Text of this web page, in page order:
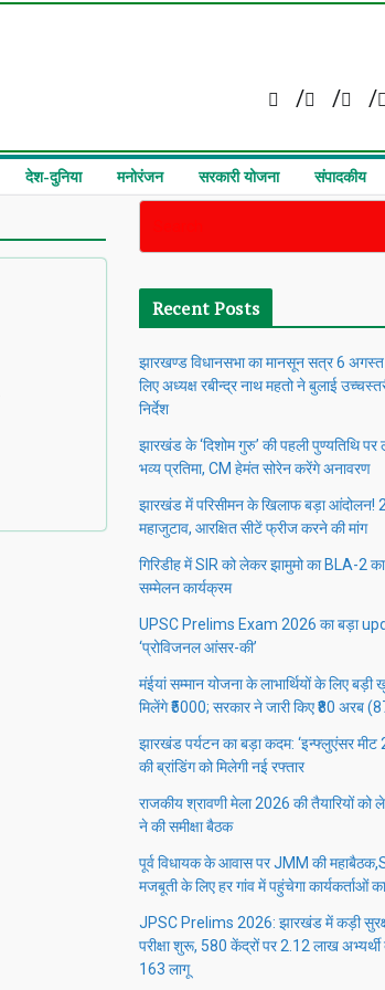
देश-दुनिया मनोरंजन सरकारी योजना संपादकीय
Recent Posts
झारखण्ड विधानसभा का मानसून सत्र 6
लिए अध्यक्ष रबीन्द्र नाथ महतो ने बुलाई
निर्देश
झारखंड के ‘दिशोम गुरु’ की पहली पुण्यतिथि
भव्य प्रतिमा, CM हेमंत सोरेन करेंगे अनावरण
झारखंड में परिसीमन के खिलाफ बड़ा आंदोलन!
महाजुटाव, आरक्षित सीटें फ्रीज करने की मांग
गिरिडीह में SIR को लेकर झामुमो का BLA-2
सम्मेलन कार्यक्रम
UPSC Prelims Exam 2026 का बड़ा
‘प्रोविजनल आंसर-की’
मंईयां सम्मान योजना के लाभार्थियों के लिए
मिलेंगे ₹5000; सरकार ने जारी किए ₹80 अरब
झारखंड पर्यटन का बड़ा कदम: ‘इन्फ्लुएंसर मीट
की ब्रांडिंग को मिलेगी नई रफ्तार
राजकीय श्रावणी मेला 2026 की तैयारियों को
ने की समीक्षा बैठक
पूर्व विधायक के आवास पर JMM की
मजबूती के लिए हर गांव में पहुंचेगा कार्यकर्ताओं
JPSC Prelims 2026: झारखंड में कड़ी
परीक्षा शुरू, 580 केंद्रों पर 2.12 लाख अभ्यर्थी
163 लागू